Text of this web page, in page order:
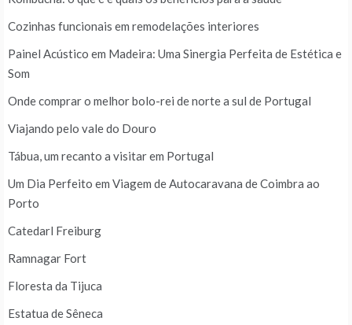
Cozinhas funcionais em remodelações interiores
Painel Acústico em Madeira: Uma Sinergia Perfeita de Estética e
Som
Onde comprar o melhor bolo-rei de norte a sul de Portugal
Viajando pelo vale do Douro
Tábua, um recanto a visitar em Portugal
Um Dia Perfeito em Viagem de Autocaravana de Coimbra ao
Porto
Catedarl Freiburg
Ramnagar Fort
Floresta da Tijuca
Estatua de Sêneca